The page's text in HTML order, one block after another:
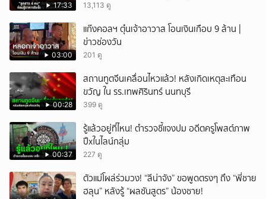
17:33 13,113 ดู
03:00
แก๊งคอลฯ ตุ๋นเจ้าอาวาส โอนเงินเกือบ 9 ล้าน |
ข่าวช่องวัน
201 ดู
00:28
สถานทูตจีนเคลื่อนไหวแล้ว! หลังเกิดเหตุสะเทือน
ขวัญ ใน รร.เทพศิรินทร์ นนทบุรี
399 ดู
00:37
รู้แล้วอยู่ที่ไหน! ตำรวจชี้แจงปม อดีตครูโพสต์ภาพ
ปืxในไลน์กลุ่ม
227 ดู
ตัวแม่โผล่ร่วมวง! “ลีน่าจัง” ขอพูดตรงๆ ถึง “พี่ชาย
ฮลุน” หลังรู้ “ผลชันสูตร” น้องชาย!